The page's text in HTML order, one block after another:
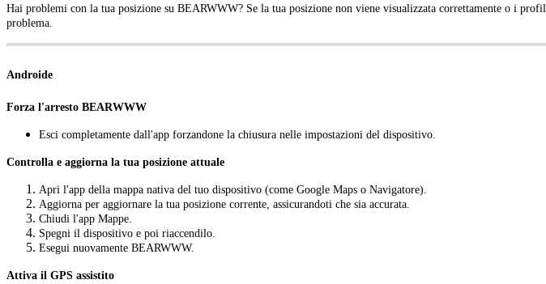
Hai problemi con la tua posizione su BEARWWW? Se la tua posizione non viene visualizzata correttamente o i
problema.
Androide
Forza l'arresto BEARWWW
Esci completamente dall'app forzandone la chiusura nelle impostazioni del dispositivo.
Controlla e aggiorna la tua posizione attuale
Apri l'app della mappa nativa del tuo dispositivo (come Google Maps o Navigatore).
Aggiorna per aggiornare la tua posizione corrente, assicurandoti che sia accurata.
Chiudi l'app Mappe.
Spegni il dispositivo e poi riaccendilo.
Esegui nuovamente BEARWWW.
Attiva il GPS assistito